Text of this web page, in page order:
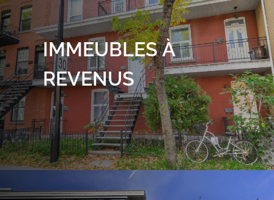
IMMEUBLES À
REVENUS